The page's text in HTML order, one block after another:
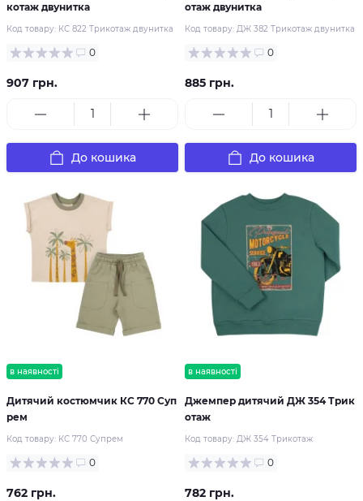
котаж двунитка
Код товару: КС 822 Трикотаж двунитка
0
907 грн.
До кошика
отаж двунитка
Код товару: ДЖ 382 Трикотаж двунитка
0
885 грн.
До кошика
в наявності
Дитячий костюмчик КС 770 Суп
рем
Код товару: КС 770 Супрем
0
762 грн.
в наявності
Джемпер дитячий ДЖ 354 Трик
отаж
Код товару: ДЖ 354 Трикотаж
0
782 грн.